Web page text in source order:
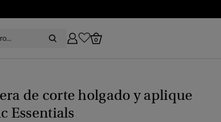
0
de corte holgado y aplique
Essentials